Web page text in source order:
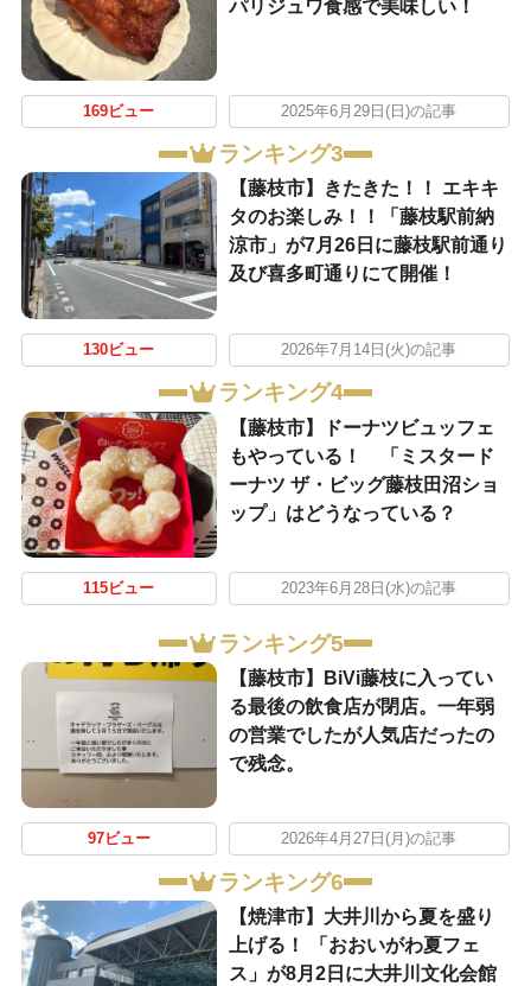
パリジュワ食感で美味しい！
169ビュー 2025年6月29日(日)の記事
ランキング3
【藤枝市】きたきた！！ エキキ
タのお楽しみ！！「藤枝駅前納
涼市」が7月26日に藤枝駅前通り
及び喜多町通りにて開催！
130ビュー 2026年7月14日(火)の記事
ランキング4
【藤枝市】ドーナツビュッフェ
もやっている！ 「ミスタード
ーナツ ザ・ビッグ藤枝田沼ショ
ップ」はどうなっている？
115ビュー 2023年6月28日(水)の記事
ランキング5
【藤枝市】BiVi藤枝に入ってい
る最後の飲食店が閉店。一年弱
の営業でしたが人気店だったの
で残念。
97ビュー 2026年4月27日(月)の記事
ランキング6
【焼津市】大井川から夏を盛り
上げる！ 「おおいがわ夏フェ
ス」が8月2日に大井川文化会館